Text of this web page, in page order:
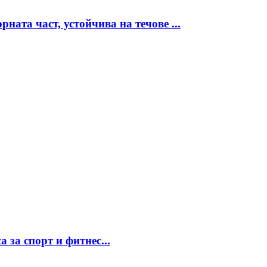
част, устойчива на течове ...
за спорт и фитнес...